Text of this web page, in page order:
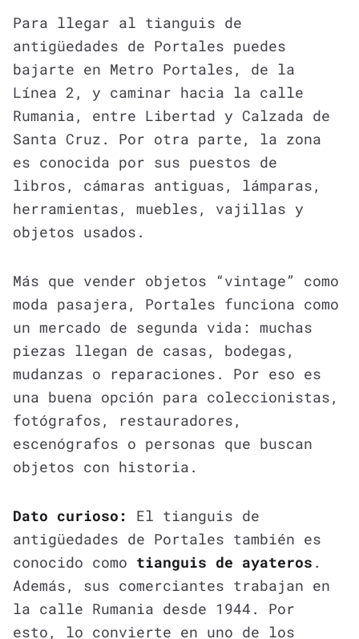
Para llegar al tianguis de
antigüedades de Portales puedes
bajarte en Metro Portales, de la
Línea 2, y caminar hacia la calle
Rumania, entre Libertad y Calzada de
Santa Cruz. Por otra parte, la zona
es conocida por sus puestos de
libros, cámaras antiguas, lámparas,
herramientas, muebles, vajillas y
objetos usados.
Más que vender objetos “vintage” como
moda pasajera, Portales funciona como
un mercado de segunda vida: muchas
piezas llegan de casas, bodegas,
mudanzas o reparaciones. Por eso es
una buena opción para coleccionistas,
fotógrafos, restauradores,
escenógrafos o personas que buscan
objetos con historia.
Dato curioso:
El tianguis de
antigüedades de Portales también es
conocido como tianguis de ayateros .
Además, sus comerciantes trabajan en
la calle Rumania desde 1944. Por
esto, lo convierte en uno de los